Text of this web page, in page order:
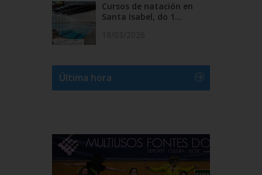
Cursos de natación en
Santa Isabel, do 1...
Última hora